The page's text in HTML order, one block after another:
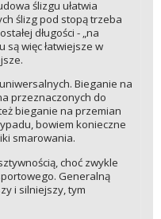
ślizgu ułatwia
ślizg pod stopą trzeba
długości - „na
są więc łatwiejsze w
Bieganie na
przeznaczonych do
bieganie na przemian
bowiem konieczne
smarowania.
choć zwykle
Generalną
i silniejszy, tym